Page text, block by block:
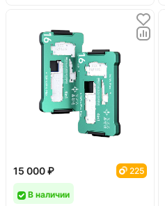
15 000 ₽ 225
В наличии